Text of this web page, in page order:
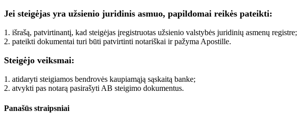
Jei steigėjas yra užsienio juridinis asmuo, papildomai reikės pateikti:
1. išrašą, patvirtinantį, kad steigėjas įregistruotas užsienio valstybės juridinių asmenų registre;
2. pateikti dokumentai turi būti patvirtinti notariškai ir pažyma Apostille.
Steigėjo veiksmai:
1. atidaryti steigiamos bendrovės kaupiamąją sąskaitą banke;
2. atvykti pas notarą pasirašyti AB steigimo dokumentus.
Panašūs straipsniai